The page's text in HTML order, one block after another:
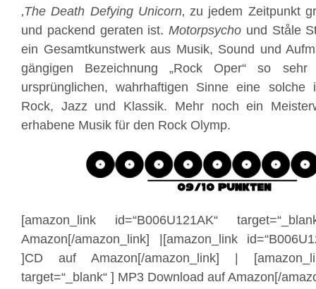
‚The Death Defying Unicorn‚ zu jedem Zeitpunkt
und packend geraten ist.Motorpsycho und Ståle
ein Gesamtkunstwerk aus Musik, Sound und
gängigen Bezeichnung „Rock Oper“ so
ursprünglichen, wahrhaftigen Sinne eine
Rock, Jazz und Klassik. Mehr noch ein
erhabene Musik für den Rock Olymp.
[amazon_link id=“B006U121AK“
Amazon[/amazon_link] |[amazon_link
]CD auf Amazon[/amazon_link] |
target=“_blank“ ] MP3 Download auf Amazon[/